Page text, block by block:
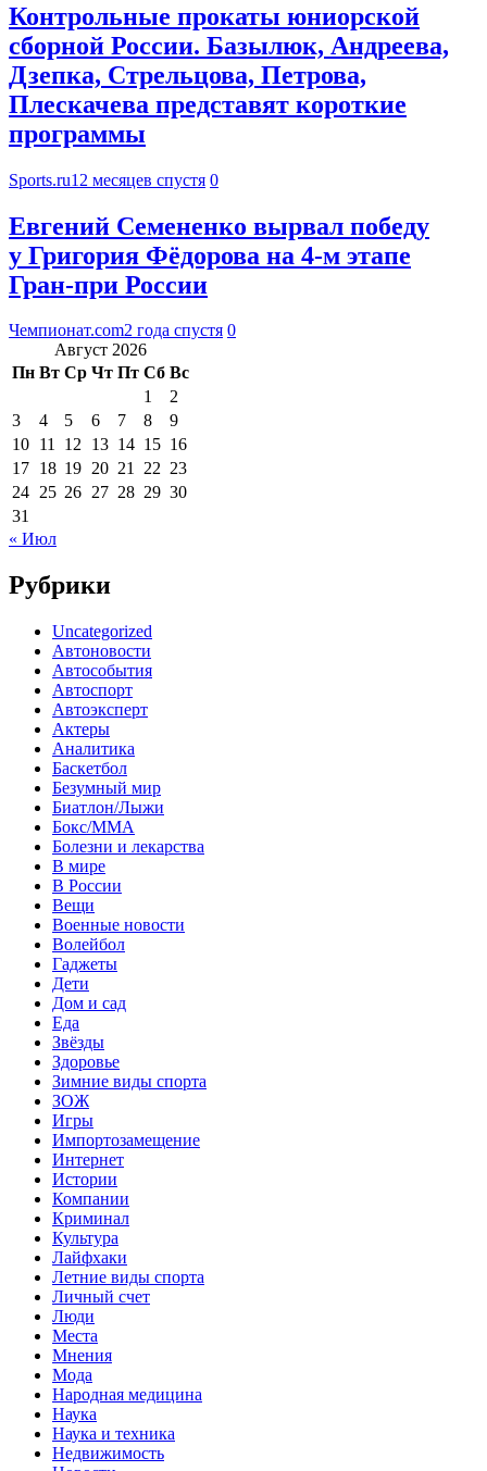
Контрольные прокаты юниорской
сборной России. Базылюк, Андреева,
Дзепка, Стрельцова, Петрова,
Плескачева представят короткие
программы
Sports.ru12 месяцев спустя 0
Евгений Семененко вырвал победу
у Григория Фёдорова на 4-м этапе
Гран-при России
Чемпионат.com2 года спустя 0
Август 2026
Пн Вт Ср Чт Пт Сб Вс
1
2
3
4 5 6 7 8
9
10 11 12 13 14 15 16
17 18 19 20 21 22 23
24 25 26 27 28 29 30
31
« Июл
Рубрики
Uncategorized
Автоновости
Автособытия
Автоспорт
Автоэксперт
Актеры
Аналитика
Баскетбол
Безумный мир
Биатлон/Лыжи
Бокс/MMA
Болезни и лекарства
В мире
В России
Вещи
Военные новости
Волейбол
Гаджеты
Дети
Дом и сад
Еда
Звёзды
Здоровье
Зимние виды спорта
ЗОЖ
Игры
Импортозамещение
Интернет
Истории
Компании
Криминал
Культура
Лайфхаки
Летние виды спорта
Личный счет
Люди
Места
Мнения
Мода
Народная медицина
Наука
Наука и техника
Недвижимость